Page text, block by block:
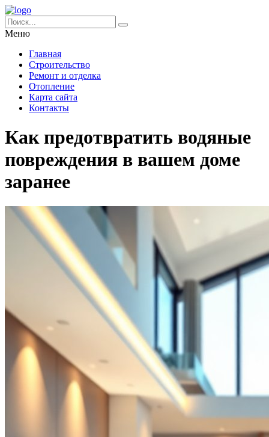
Меню
Главная
Строительство
Ремонт и отделка
Отопление
Карта сайта
Контакты
Как предотвратить водяные
повреждения в вашем доме
заранее